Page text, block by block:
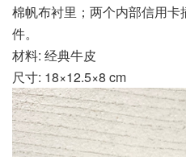
棉帆布衬里；两个内部信用
件。
材料: 经典牛皮
尺寸: 18×12.5×8 cm